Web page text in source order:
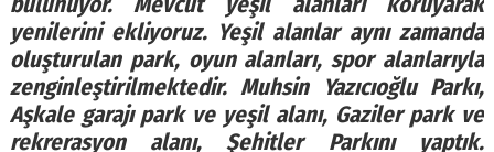
yenilerini ekliyoruz. Yeşil alanlar aynı zamanda
oluşturulan park, oyun alanları, spor alanlarıyla
zenginleştirilmektedir. Muhsin Yazıcıoğlu Parkı,
Aşkale garajı park ve yeşil alanı, Gaziler park ve
rekrerasyon alanı, Şehitler Parkını yaptık.